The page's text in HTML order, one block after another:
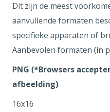
Dit zijn de meest
aanvullende formaten
specifieke apparaten of
Aanbevolen formaten (in
PNG (*Browsers
afbeelding)
16x16